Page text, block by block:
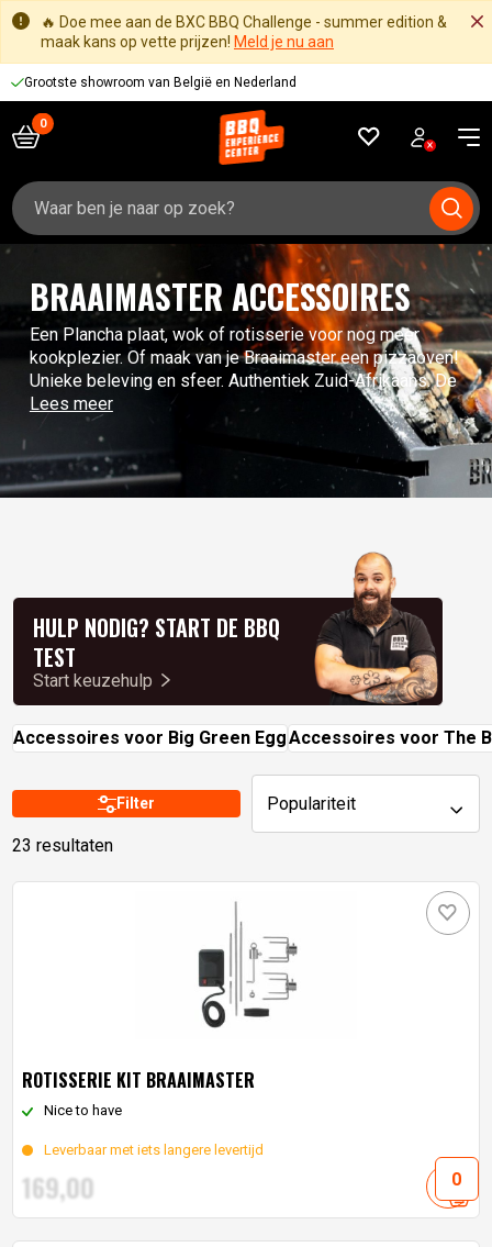
🔥 Doe mee aan de BXC BBQ Challenge - summer edition &
maak kans op vette prijzen! Meld je nu aan
Grootste showroom van België en Nederland
Zoeken
naar:
BRAAIMASTER ACCESSOIRES
Een Plancha plaat, wok of rotisserie voor nog meer
kookplezier. Of maak van je Braaimaster een pizzaoven!
Unieke beleving en sfeer. Authentiek Zuid-Afrikaans. De
Lees meer
HULP NODIG? START DE BBQ
TEST
Start keuzehulp
Accessoires voor Big Green EggAccessoires voor The
Filter
23 resultaten
Populariteit
ROTISSERIE KIT BRAAIMASTER
Nice to have
Leverbaar met iets langere levertijd
169,00